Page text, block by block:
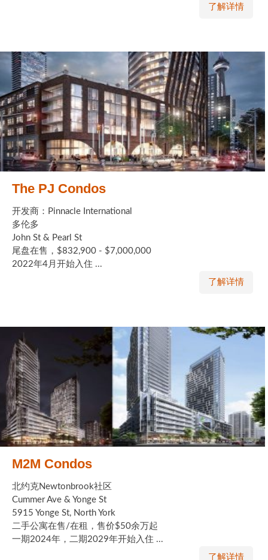
了解详情
The PJ Condos
开发商：Pinnacle International
多伦多
John St & Pearl St
尾盘在售，$832,900 - $7,000,000
2022年4月开始入住 ...
了解详情
M2M Condos
北约克Newtonbrook社区
Cummer Ave & Yonge St
5915 Yonge St, North York
二手公寓在售/在租，售价$50余万起
一期2024年，二期2029年开始入住 ...
了解详情